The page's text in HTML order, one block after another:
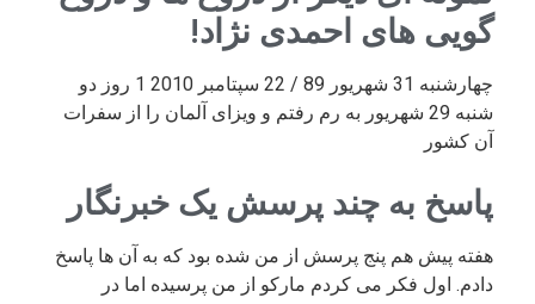
گویی های احمدی نژاد!
چهارشنبه 31 شهریور 89 / 22 سپتامبر 2010 1 روز دو
شنبه 29 شهریور به رم رفتم و ویزای آلمان را از سفرات
آن کشور
پاسخ به چند پرسش یک خبرنگار
هفته پیش هم پنج پرسش از من شده بود که به آن ها پاسخ
دادم. اول فکر می کردم مارکو از من پرسیده اما در